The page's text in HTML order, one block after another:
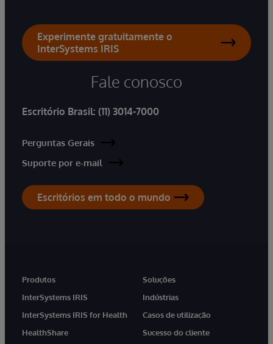
Experimente gratuitamente o
InterSystems IRIS
Fale conosco
Escritório Brasil: (11) 3014-7000
Perguntas Gerais
Suporte por e-mail
Escritórios em todo o mundo
Produtos
InterSystems IRIS
InterSystems IRIS for Health
HealthShare
Soluções
Indústrias
Casos de utilização
Sucesso do cliente